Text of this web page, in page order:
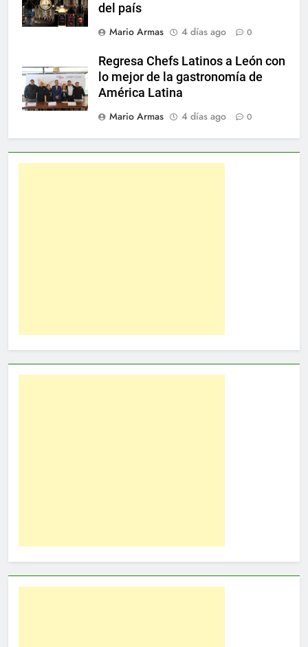
del país
Mario Armas
4 días ago 0
Regresa Chefs Latinos a León con
lo mejor de la gastronomía de
América Latina
Mario Armas
4 días ago 0